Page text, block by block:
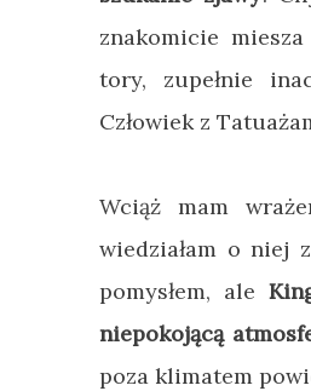
znakomicie
tory, zupełnie
Człowiek z
Wciąż mam
wiedziałam o niej
pomysłem, ale
niepokojącą
poza klimatem